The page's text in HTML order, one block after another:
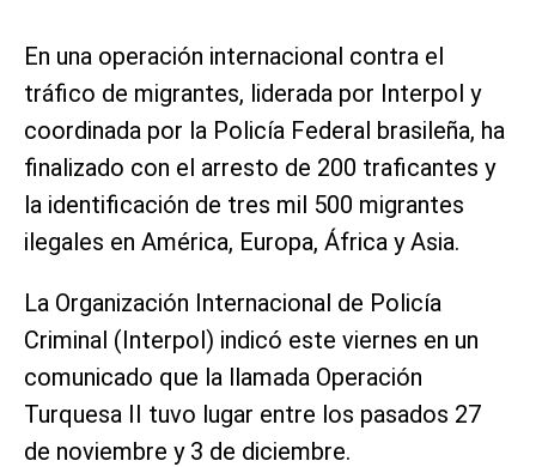
En una operación internacional contra el
tráfico de migrantes, liderada por Interpol y
coordinada por la Policía Federal brasileña, ha
finalizado con el arresto de 200 traficantes y
la identificación de tres mil 500 migrantes
ilegales en América, Europa, África y Asia.
La Organización Internacional de Policía
Criminal (Interpol) indicó este viernes en un
comunicado que la llamada Operación
Turquesa II tuvo lugar entre los pasados 27
de noviembre y 3 de diciembre.